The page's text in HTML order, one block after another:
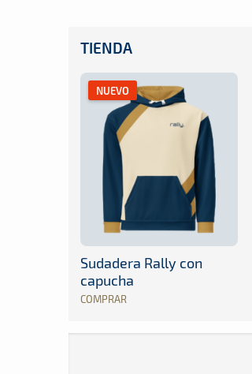
TIENDA
NUEVO
Sudadera Rally con
capucha
COMPRAR